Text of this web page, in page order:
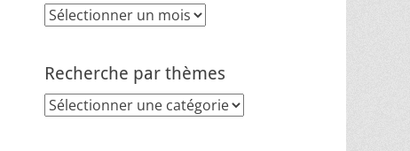
Archives
Recherche par thèmes
Recherche